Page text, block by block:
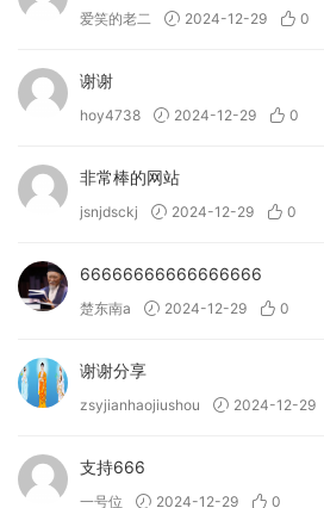
爱笑的老二 2024-12-29 0
谢谢
hoy4738 2024-12-29 0
非常棒的网站
jsnjdsckj 2024-12-29 0
66666666666666666
楚东南a 2024-12-29 0
谢谢分享
zsyjianhaojiushou 2024-12-29
支持666
一号位 2024-12-29 0